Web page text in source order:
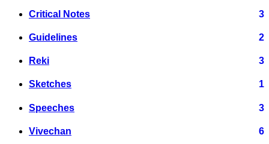
Critical Notes 3
Guidelines 2
Reki 3
Sketches 1
Speeches 3
Vivechan 6